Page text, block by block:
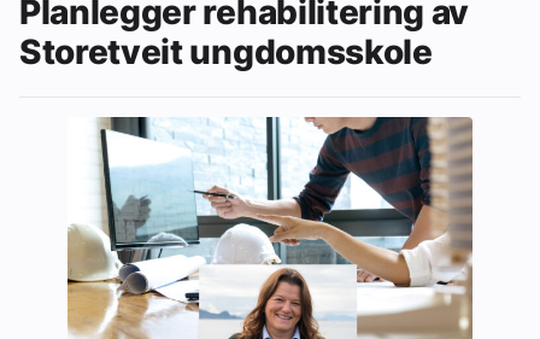
Planlegger rehabilitering av
Storetveit ungdomsskole